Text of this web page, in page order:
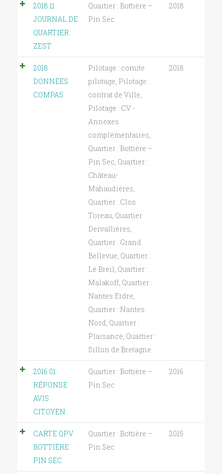
2018 11
JOURNAL DE
QUARTIER
ZEST
Quartier : Bottière –
Pin Sec
2018
2018
DONNÉES
COMPAS
Pilotage : comite
pilotage Pilotage :
contrat de Ville
Pilotage : CV -
Annexes
complémentaires
Quartier : Bottière –
Pin Sec Quartier :
Château-
Mahaudières
Quartier : Clos
Toreau Quartier :
Dervallières
Quartier : Grand
Bellevue Quartier :
Le Breil Quartier :
Malakoff Quartier :
Nantes Erdre
Quartier : Nantes
Nord Quartier :
Plaisance Quartier :
Sillon de Bretagne
2018
2016 01
RÉPONSE
AVIS
CITOYEN
Quartier : Bottière –
Pin Sec
2016
CARTE QPV
BOTTIÈRE
PIN SEC
Quartier : Bottière –
Pin Sec
2015